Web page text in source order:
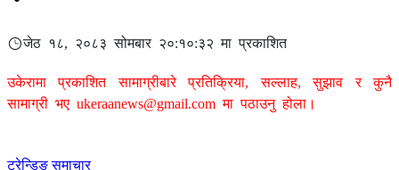
जेठ १८, २०८३ सोमबार २०:१०:३२ मा प्रकाशित
उकेरामा प्रकाशित सामाग्रीबारे प्रतिक्रिया, सल्लाह, सुझाव र कुनै
सामाग्री भए ukeraanews@gmail.com मा पठाउनु होला।
ट्रेन्डिङ समाचार